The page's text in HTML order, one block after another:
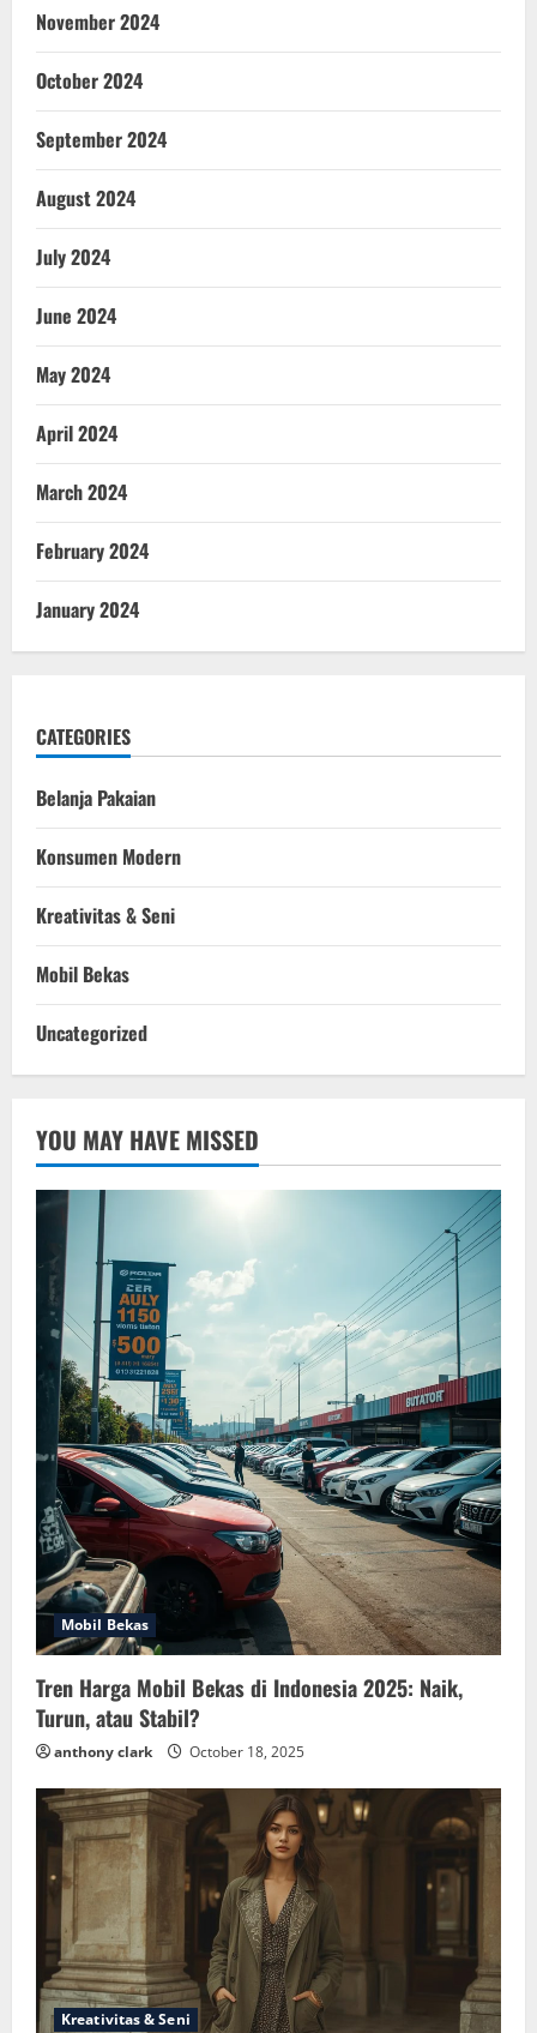
November 2024
October 2024
September 2024
August 2024
July 2024
June 2024
May 2024
April 2024
March 2024
February 2024
January 2024
CATEGORIES
Belanja Pakaian
Konsumen Modern
Kreativitas & Seni
Mobil Bekas
Uncategorized
YOU MAY HAVE MISSED
Mobil Bekas
Tren Harga Mobil Bekas di Indonesia 2025: Naik,
Turun, atau Stabil?
anthony clark October 18, 2025
Kreativitas & Seni